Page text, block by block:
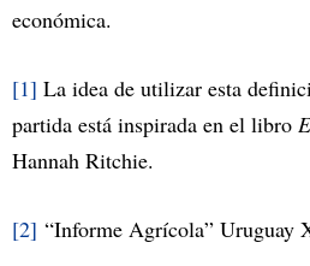
económica.
[1] La idea de utilizar esta
partida está inspirada en el libro
Hannah Ritchie.
[2] “Informe Agrícola” Uruguay